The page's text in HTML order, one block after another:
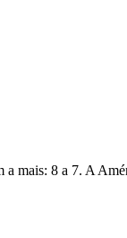
mais: 8 a 7. A